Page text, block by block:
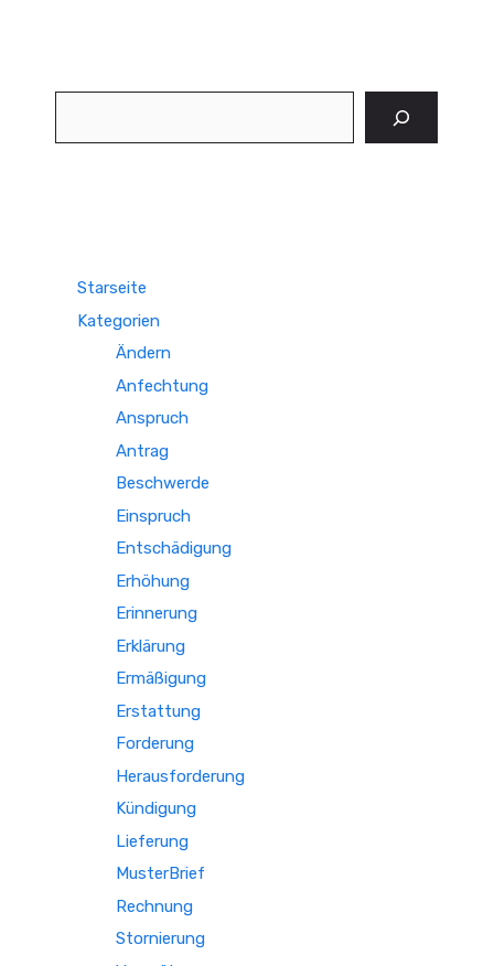
Starseite
Kategorien
Ändern
Anfechtung
Anspruch
Antrag
Beschwerde
Einspruch
Entschädigung
Erhöhung
Erinnerung
Erklärung
Ermäßigung
Erstattung
Forderung
Herausforderung
Kündigung
Lieferung
MusterBrief
Rechnung
Stornierung